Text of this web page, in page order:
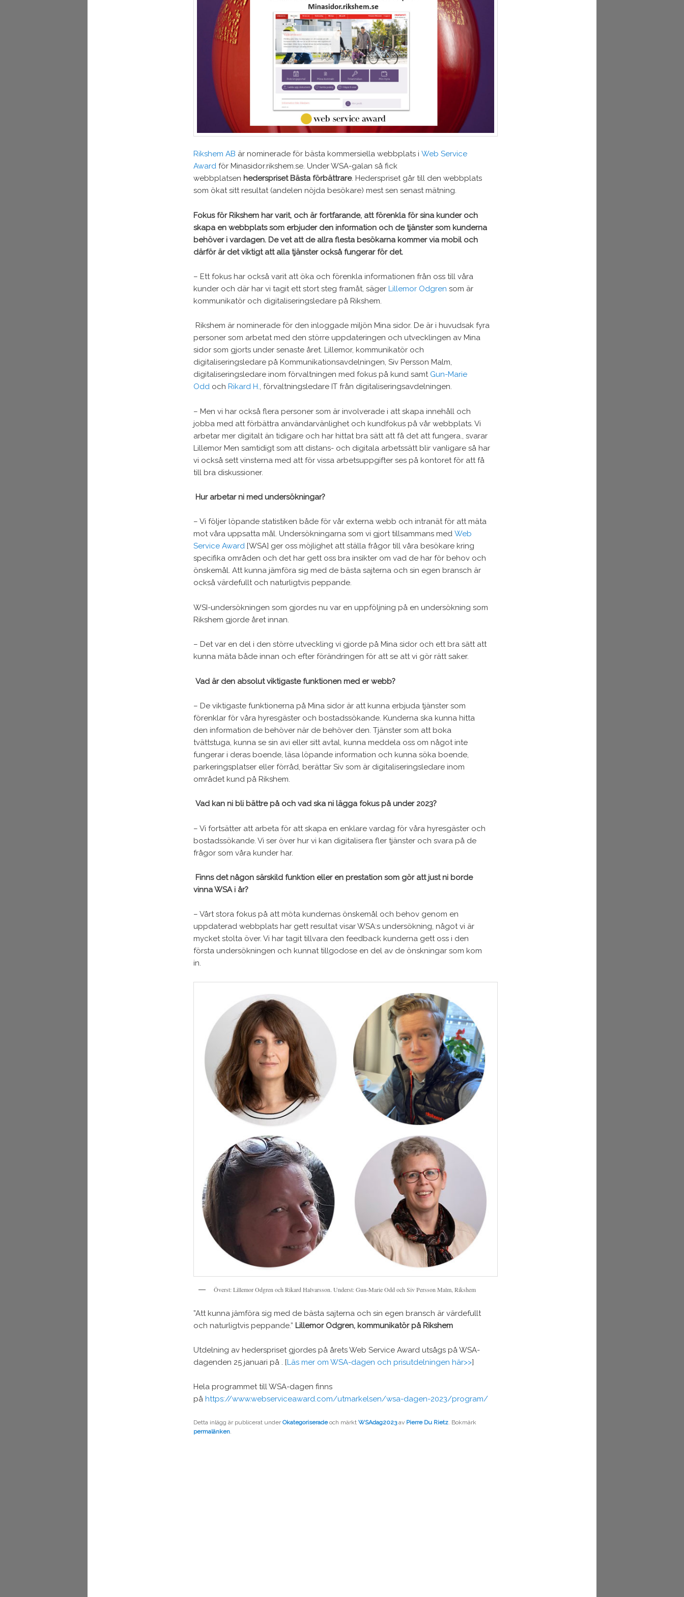
Rikshem AB är nominerade för bästa kommersiella webbplats i Web Service
Awardför Minasidor.rikshem.se. Under WSA-galan så fick
webbplatsen hederspriset Bästa förbättrare. Hederspriset går till den webbplats
som ökat sitt resultat (andelen nöjda besökare) mest sen senast mätning.
Fokus för Rikshem har varit, och är fortfarande, att förenkla för sina kunder och
skapa en webbplats som erbjuder den information och de tjänster som kunderna
behöver i vardagen. De vet att de allra flesta besökarna kommer via mobil och
därför är det viktigt att alla tjänster också fungerar för det.
– Ett fokus har också varit att öka och förenkla informationen från oss till våra
kunder och där har vi tagit ett stort steg framåt, säger Lillemor Odgren som är
kommunikatör och digitaliseringsledare på Rikshem.
Rikshem är nominerade för den inloggade miljön Mina sidor. De är i huvudsak fyra
personer som arbetat med den större uppdateringen och utvecklingen av Mina
sidor som gjorts under senaste året. Lillemor, kommunikatör och
digitaliseringsledare på Kommunikationsavdelningen, Siv Persson Malm,
digitaliseringsledare inom förvaltningen med fokus på kund samt Gun-Marie
Oddoch Rikard H., förvaltningsledare IT från digitaliseringsavdelningen.
– Men vi har också flera personer som är involverade i att skapa innehåll och
jobba med att förbättra användarvänlighet och kundfokus på vår webbplats. Vi
arbetar mer digitalt än tidigare och har hittat bra sätt att få det att fungera., svarar
Lillemor Men samtidigt som att distans- och digitala arbetssätt blir vanligare så har
vi också sett vinsterna med att för vissa arbetsuppgifter ses på kontoret för att få
till bra diskussioner.
Hur arbetar ni med undersökningar?
– Vi följer löpande statistiken både för vår externa webb och intranät för att mäta
mot våra uppsatta mål. Undersökningarna som vi gjort tillsammans med Web
Service Award[WSA] ger oss möjlighet att ställa frågor till våra besökare kring
specifika områden och det har gett oss bra insikter om vad de har för behov och
önskemål. Att kunna jämföra sig med de bästa sajterna och sin egen bransch är
också värdefullt och naturligtvis peppande.
WSI-undersökningen som gjordes nu var en uppföljning på en undersökning som
Rikshem gjorde året innan.
– Det var en del i den större utveckling vi gjorde på Mina sidor och ett bra sätt att
kunna mäta både innan och efter förändringen för att se att vi gör rätt saker.
Vad är den absolut viktigaste funktionen med er webb?
– De viktigaste funktionerna på Mina sidor är att kunna erbjuda tjänster som
förenklar för våra hyresgäster och bostadssökande. Kunderna ska kunna hitta
den information de behöver när de behöver den. Tjänster som att boka
tvättstuga, kunna se sin avi eller sitt avtal, kunna meddela oss om något inte
fungerar i deras boende, läsa löpande information och kunna söka boende,
parkeringsplatser eller förråd, berättar Siv som är digitaliseringsledare inom
området kund på Rikshem.
Vad kan ni bli bättre på och vad ska ni lägga fokus på under 2023?
– Vi fortsätter att arbeta för att skapa en enklare vardag för våra hyresgäster och
bostadssökande. Vi ser över hur vi kan digitalisera fler tjänster och svara på de
frågor som våra kunder har.
Finns det någon särskild funktion eller en prestation som gör att just ni borde
vinna WSA i år?
– Vårt stora fokus på att möta kundernas önskemål och behov genom en
uppdaterad webbplats har gett resultat visar WSA:s undersökning, något vi är
mycket stolta över. Vi har tagit tillvara den feedback kunderna gett oss i den
första undersökningen och kunnat tillgodose en del av de önskningar som kom
in.
Överst: Lillemor Odgren och Rikard Halvarsson. Underst: Gun-Marie Odd och Siv Persson Malm, Rikshem
”Att kunna jämföra sig med de bästa sajterna och sin egen bransch är värdefullt
och naturligtvis peppande.” Lillemor Odgren, kommunikatör på Rikshem
Utdelning av hederspriset gjordes på årets Web Service Award utsågs på WSA-
dagenden 25 januari på . [Läs mer om WSA-dagen och prisutdelningen här>>]
Hela programmet till WSA-dagen finns
på https://www.webserviceaward.com/utmarkelsen/wsa-dagen-2023/program/
Detta inlägg är publicerat underOkategoriseradeoch märkt WSAdag2023av Pierre Du Rietz. Bokmärk
permalänken.